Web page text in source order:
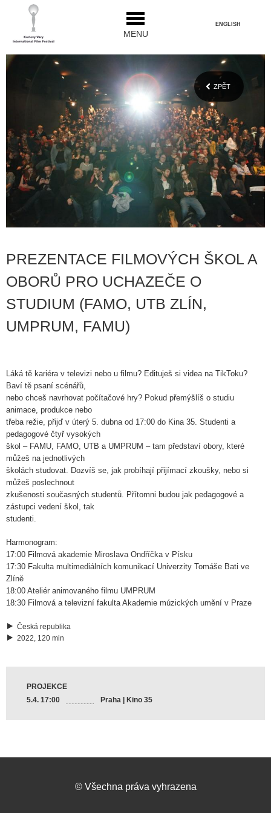
MENU
ENGLISH
ZPĚT
PREZENTACE FILMOVÝCH ŠKOL A
OBORŮ PRO UCHAZEČE O
STUDIUM (FAMO, UTB ZLÍN,
UMPRUM, FAMU)
Láká tě kariéra v televizi nebo u filmu? Edituješ si videa na TikToku?
Baví tě psaní scénářů,
nebo chceš navrhovat počítačové hry? Pokud přemýšlíš o studiu
animace, produkce nebo
třeba režie, přijď v úterý 5. dubna od 17:00 do Kina 35. Studenti a
pedagogové čtyř vysokých
škol – FAMU, FAMO, UTB a UMPRUM – tam představí obory, které
můžeš na jednotlivých
školách studovat. Dozvíš se, jak probíhají přijímací zkoušky, nebo si
můžeš poslechnout
zkušenosti současných studentů. Přítomni budou jak pedagogové a
zástupci vedení škol, tak
studenti.
Harmonogram:
17:00 Filmová akademie Miroslava Ondříčka v Písku
17:30 Fakulta multimediálních komunikací Univerzity Tomáše Bati ve
Zlíně
18:00 Ateliér animovaného filmu UMPRUM
18:30 Filmová a televizní fakulta Akademie múzických umění v Praze
Česká republika
2022, 120 min
PROJEKCE
5.4. 17:00
Praha | Kino 35
© Všechna práva vyhrazena